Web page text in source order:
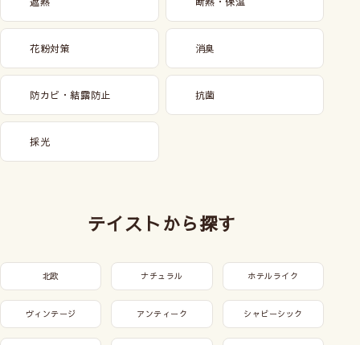
花粉対策 消臭
防カビ・結露防止 抗菌
採光
テイストから探す
北欧 ナチュラル ホテルライク
ヴィンテージ アンティーク シャビーシック